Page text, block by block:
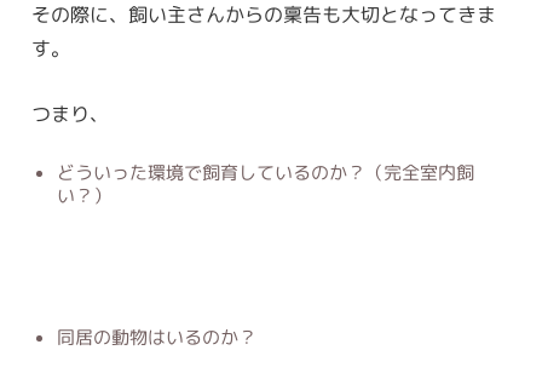
その際に、飼い主さんからの稟告も大切となってきま
す。
つまり、
どういった環境で飼育しているのか？（完全室内飼
い？）
同居の動物はいるのか？